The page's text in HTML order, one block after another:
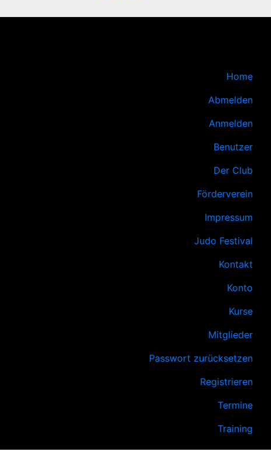
Home
Abmelden
Anmelden
Benutzer
Der Club
Förderverein
Impressum
Judo Festival
Kontakt
Konto
Kurse
Mitglieder
Passwort zurücksetzen
Registrieren
Termine
Training